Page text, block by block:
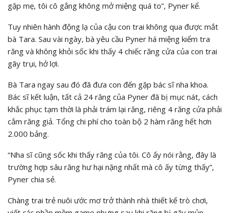
gặp mẹ, tôi cô gắng không mở miệng quá to”, Pyner kể.
Tuy nhiên hành động lạ của cậu con trai không qua được mắt
bà Tara. Sau vài ngày, bà yêu cầu Pyner há miệng kiểm tra
răng và không khỏi sốc khi thấy 4 chiếc răng cửa của con trai
gãy trụi, hở lợi.
Bà Tara ngay sau đó đã đưa con đến gặp bác sĩ nha khoa.
Bác sĩ kết luận, tất cả 24 răng của Pyner đã bị mục nát, cách
khắc phục tạm thời là phải trám lại răng, riêng 4 răng cửa phải
cắm răng giả. Tổng chi phí cho toàn bộ 2 hàm răng hết hơn
2.000 bảng.
“Nha sĩ cũng sốc khi thấy răng của tôi. Cô ấy nói rằng, đây là
trường hợp sâu răng hư hại nặng nhất mà cô ấy từng thấy”,
Pyner chia sẻ.
Chàng trai trẻ nuôi ước mơ trở thành nhà thiết kế trò chơi,